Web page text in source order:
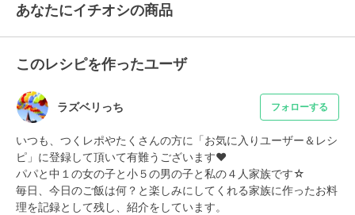
あなたにイチオシの商品
このレシピを作ったユーザ
ラズベリっち フォローする
いつも、つくレポやたくさんの方に「お気に入りユーザー＆レシ
ピ」に登録して頂いて有難うございます❤
パパと中１の女の子と小５の男の子と私の４人家族です☆
毎日、今日のご飯は何？と楽しみにしてくれる家族に作ったお料
理を記録として残し、紹介をしています。